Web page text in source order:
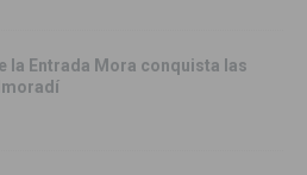
la Entrada Mora conquista las